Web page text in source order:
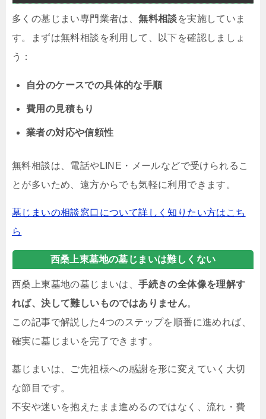
多くの墓じまい専門業者は、無料相談を実施していま
す。まずは無料相談を利用して、以下を確認しましょ
う：
自分のケースでの具体的な手順
費用の見積もり
業者の対応や信頼性
無料相談は、電話やLINE・メールなどで受けられるこ
とが多いため、遠方からでも気軽に利用できます。
墓じまいの相談窓口について詳しく知りたい方はこち
ら
西桑上東墓地の墓じまいは難しくない
西桑上東墓地の墓じまいは、手続きの全体像を理解す
れば、決して難しいものではありません。
この記事で解説した4つのステップを順番に進めれば、
確実に墓じまいを完了できます。
墓じまいは、ご先祖様への感謝を形に変えていく大切
な節目です。
不安や迷いを抱えたまま進めるのではなく、流れ・費